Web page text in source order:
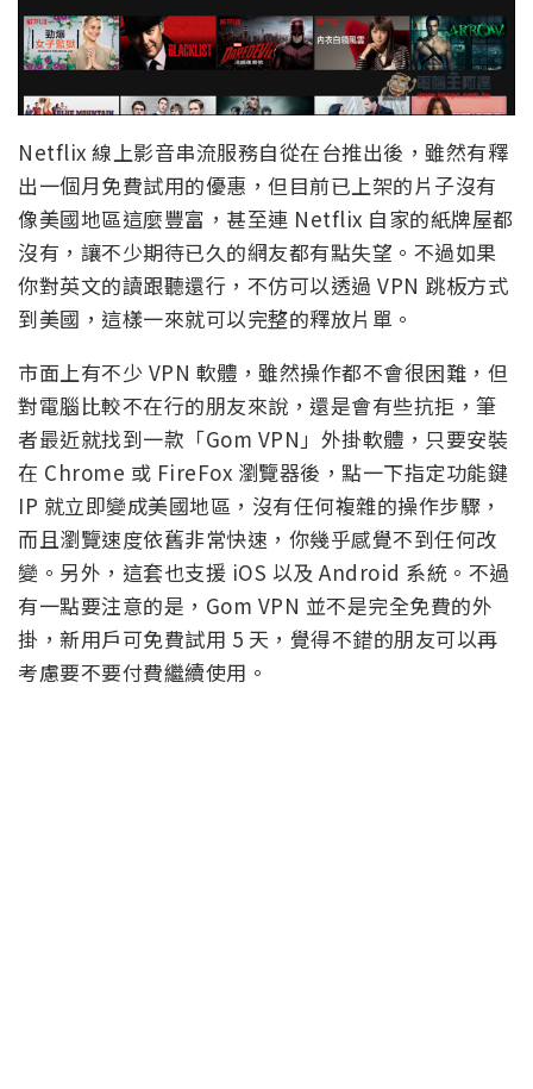
Netflix 線上影音串流服務自從在台推出後，雖然有釋
出一個月免費試用的優惠，但目前已上架的片子沒有
像美國地區這麼豐富，甚至連 Netflix 自家的紙牌屋都
沒有，讓不少期待已久的網友都有點失望。不過如果
你對英文的讀跟聽還行，不仿可以透過 VPN 跳板方式
到美國，這樣一來就可以完整的釋放片單。
市面上有不少 VPN 軟體，雖然操作都不會很困難，但
對電腦比較不在行的朋友來說，還是會有些抗拒，筆
者最近就找到一款「Gom VPN」外掛軟體，只要安裝
在 Chrome 或 FireFox 瀏覽器後，點一下指定功能鍵
IP 就立即變成美國地區，沒有任何複雜的操作步驟，
而且瀏覽速度依舊非常快速，你幾乎感覺不到任何改
變。另外，這套也支援 iOS 以及 Android 系統。不過
有一點要注意的是，Gom VPN 並不是完全免費的外
掛，新用戶可免費試用 5 天，覺得不錯的朋友可以再
考慮要不要付費繼續使用。